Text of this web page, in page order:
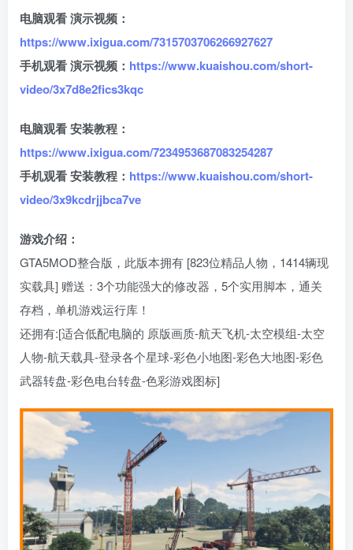
电脑观看 演示视频：
https://www.ixigua.com/7315703706266927627
手机观看 演示视频： https://www.kuaishou.com/short-
video/3x7d8e2fics3kqc
电脑观看 安装教程：
https://www.ixigua.com/7234953687083254287
手机观看 安装教程： https://www.kuaishou.com/short-
video/3x9kcdrjjbca7ve
游戏介绍：
GTA5MOD整合版，此版本拥有 [823位精品人物，1414辆现
实载具] 赠送：3个功能强大的修改器，5个实用脚本，通关
存档，单机游戏运行库！
还拥有:[适合低配电脑的 原版画质-航天飞机-太空模组-太空
人物-航天载具-登录各个星球-彩色小地图-彩色大地图-彩色
武器转盘-彩色电台转盘-色彩游戏图标]